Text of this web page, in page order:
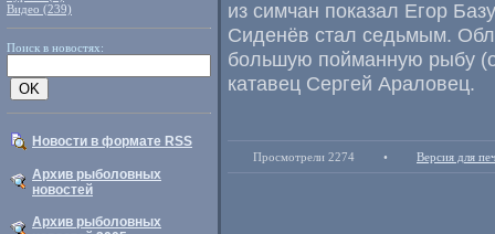
Видео (239)
Поиск в новостях:
Новости в формате RSS
Архив рыболовных
новостей
Архив рыболовных
из симчан показал Егор
Сиденёв стал седьмым.
большую пойманную рыбу (
катавец Сергей Араловец.
Просмотрели 2274 • Версия для